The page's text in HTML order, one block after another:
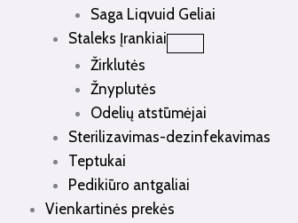
Saga Liqvuid Geliai
Staleks Įrankiai
Žirklutės
Žnyplutės
Odelių atstūmėjai
Sterilizavimas-dezinfekavimas
Teptukai
Pedikiūro antgaliai
Vienkartinės prekės